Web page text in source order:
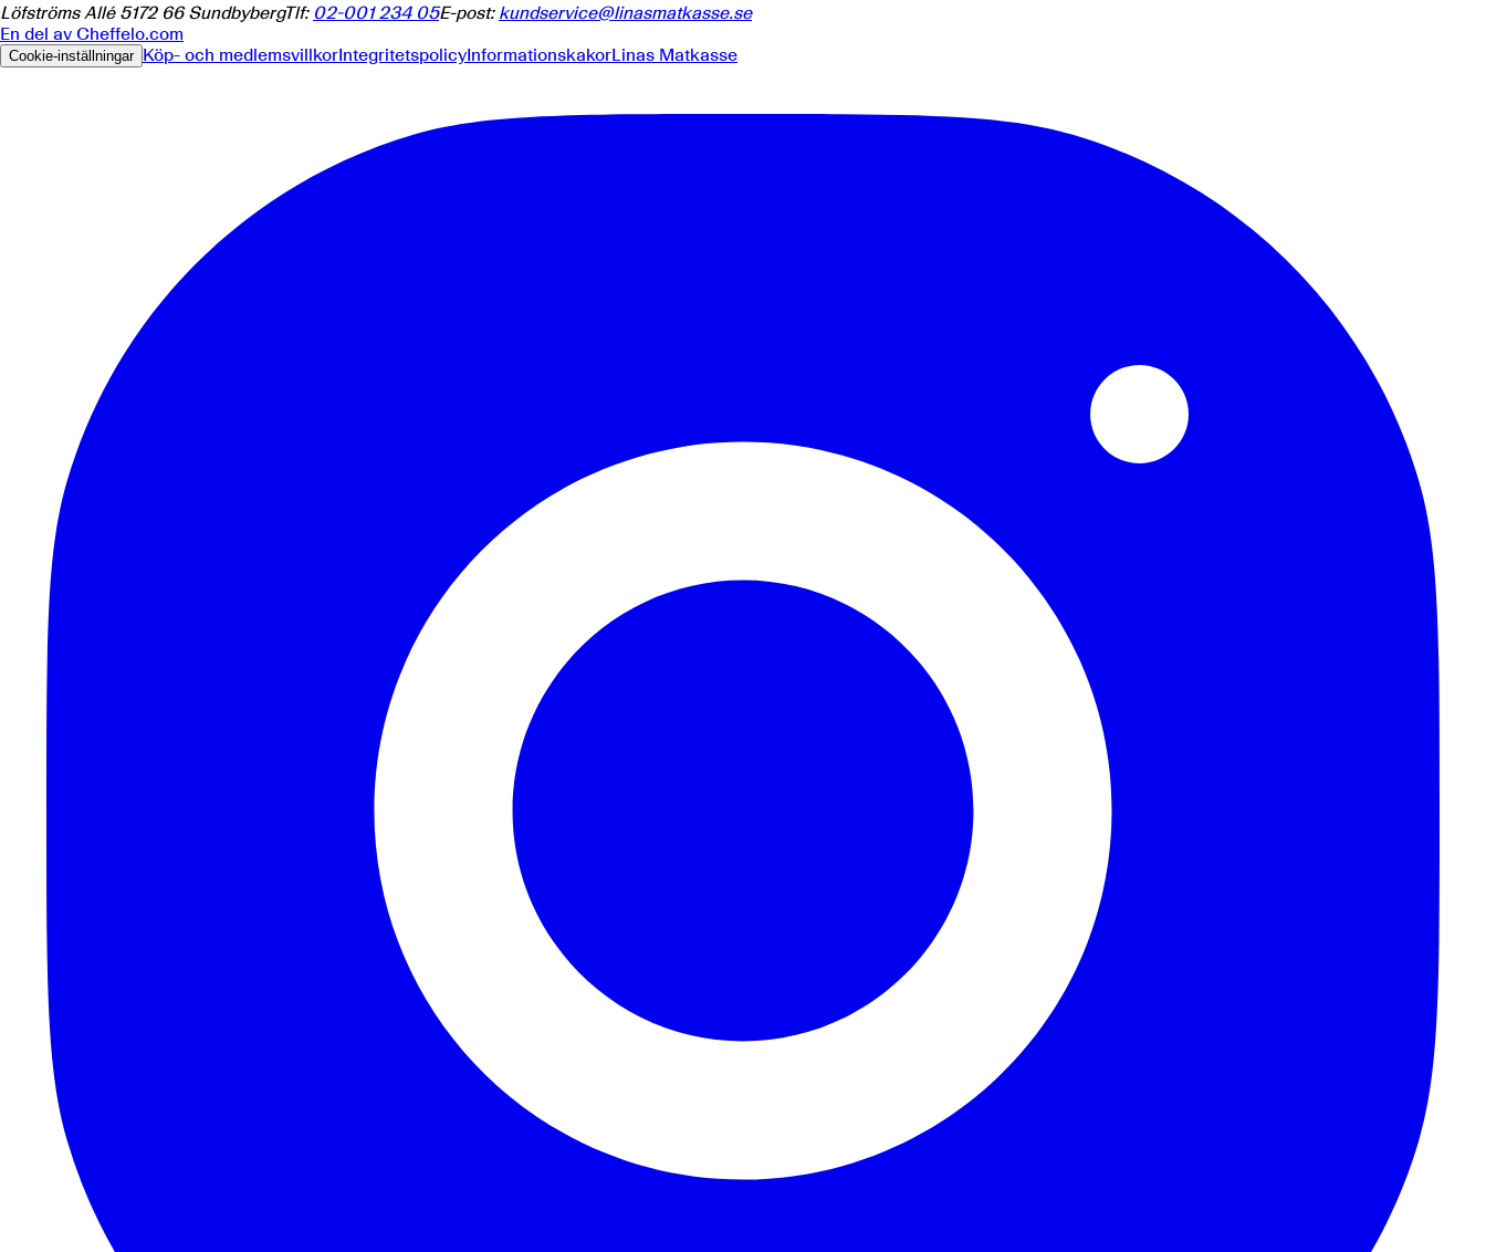
Löfströms Allé 5172 66 SundbybergTlf: 02-001 234 05E-post: kundservice@linasmatkasse.se
En del av Cheffelo.com
Cookie-inställningar Köp- och medlemsvillkorIntegritetspolicyInformationskakorLinas Matkasse